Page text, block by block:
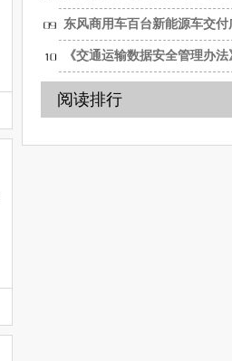
东风商用车百台新能源车交付
《交通运输数据安全管理办
阅读排行